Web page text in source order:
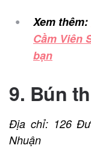
Xem thêm:
Cầm Viên
bạn
9. Bún
Địa chỉ: 126
Nhuận